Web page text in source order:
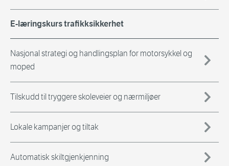
E-læringskurs trafikksikkerhet
Nasjonal strategi og handlingsplan for motorsykkel og
moped
Tilskudd til tryggere skoleveier og nærmiljøer
Lokale kampanjer og tiltak
Automatisk skiltgjenkjenning